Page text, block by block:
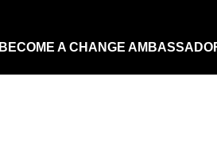
BECOME A CHANGE